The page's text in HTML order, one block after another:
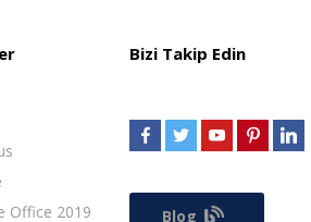
Office 2019
Bizi Takip Edin
Blog